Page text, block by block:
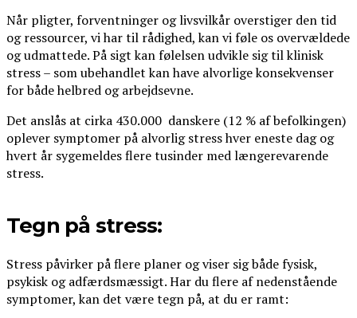
Når pligter, forventninger og livsvilkår overstiger den tid
og ressourcer, vi har til rådighed, kan vi føle os overvældede
og udmattede. På sigt kan følelsen udvikle sig til klinisk
stress – som ubehandlet kan have alvorlige konsekvenser
for både helbred og arbejdsevne.
Det anslås at cirka 430.000 danskere (12 % af befolkingen)
oplever symptomer på alvorlig stress hver eneste dag og
hvert år sygemeldes flere tusinder med længerevarende
stress.
Tegn på stress:
Stress påvirker på flere planer og viser sig både fysisk,
psykisk og adfærdsmæssigt. Har du flere af nedenstående
symptomer, kan det være tegn på, at du er ramt: